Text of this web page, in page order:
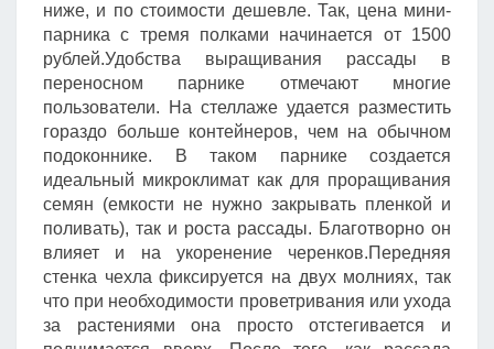
ниже, и по стоимости дешевле. Так, цена мини-
парника с тремя полками начинается от 1500
рублей.Удобства выращивания рассады в
переносном парнике отмечают многие
пользователи. На стеллаже удается разместить
гораздо больше контейнеров, чем на обычном
подоконнике. В таком парнике создается
идеальный микроклимат как для проращивания
семян (емкости не нужно закрывать пленкой и
поливать), так и роста рассады. Благотворно он
влияет и на укоренение черенков.Передняя
стенка чехла фиксируется на двух молниях, так
что при необходимости проветривания или ухода
за растениями она просто отстегивается и